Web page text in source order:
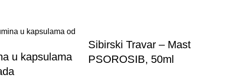
u kapsulama
Sibirski Travar – Mast
PSOROSIB, 50ml